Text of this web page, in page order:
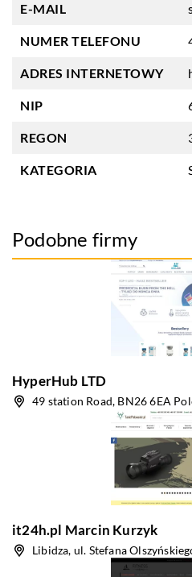
E-MAIL
NUMER TELEFONU
ADRES INTERNETOWY
NIP
REGON
KATEGORIA
Podobne firmy
HyperHub LTD
49 station Road, BN26 6EA
it24h.pl Marcin Kurzyk
Libidza, ul. Stefana